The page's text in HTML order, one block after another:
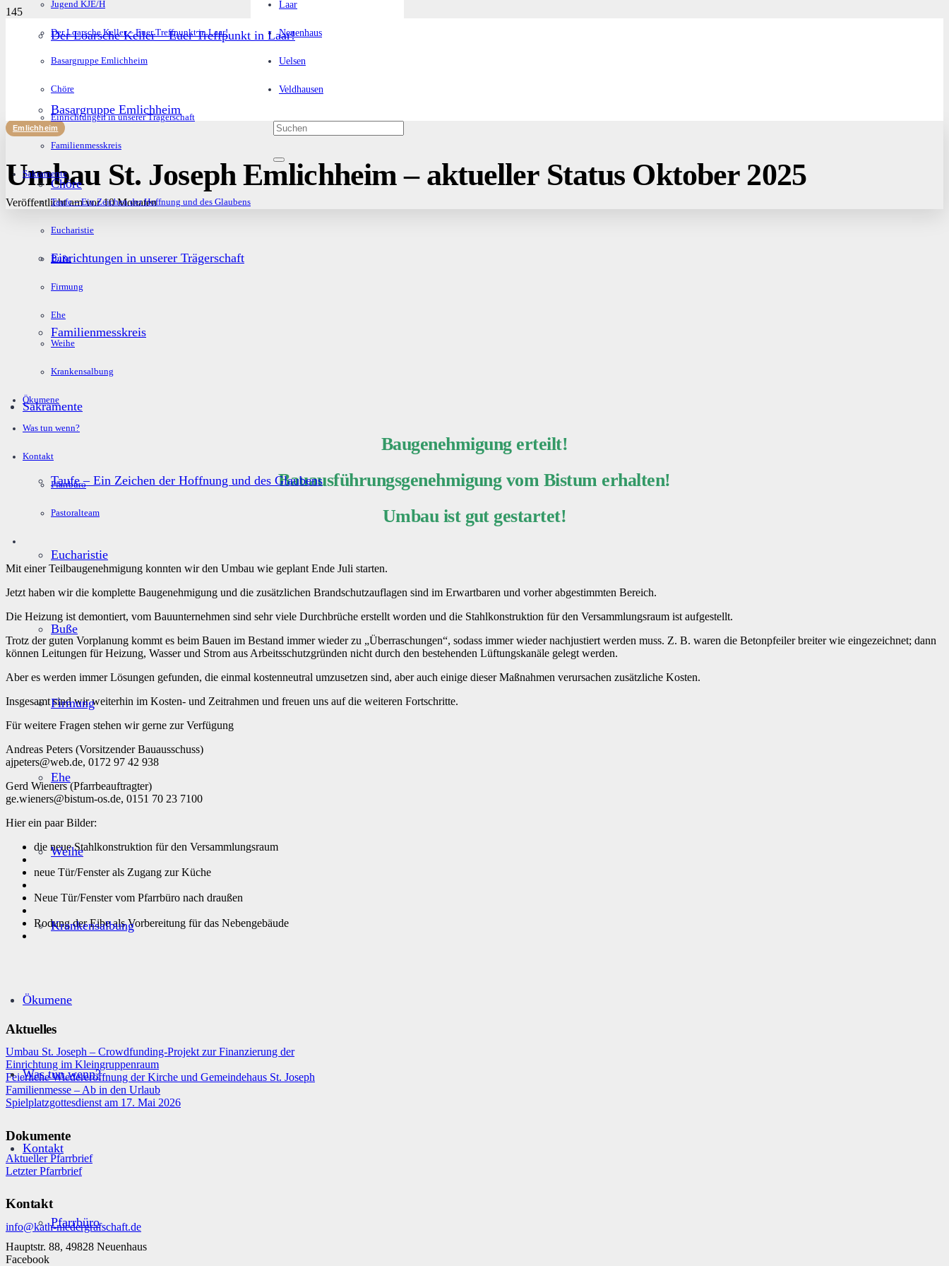
Jugend KJE/H
Der Loarsche Keller – Euer Treffpunkt in Laar!
Basargruppe Emlichheim
Chöre
Einrichtungen in unserer Trägerschaft
Familienmesskreis
Sakramente
Taufe – Ein Zeichen der Hoffnung und des Glaubens
Eucharistie
Buße
Firmung
Ehe
Weihe
Krankensalbung
Ökumene
Was tun wenn?
Kontakt
Pfarrbüro
Pastoralteam
Laar
Neuenhaus
Uelsen
Veldhausen
Der Loarsche Keller – Euer Treffpunkt in Laar!
Basargruppe Emlichheim
Chöre
Einrichtungen in unserer Trägerschaft
Familienmesskreis
Sakramente
Taufe – Ein Zeichen der Hoffnung und des Glaubens
Eucharistie
Buße
Firmung
Ehe
Weihe
Krankensalbung
Ökumene
Was tun wenn?
Kontakt
Pfarrbüro
Emlichheim
Umbau St. Joseph Emlichheim – aktueller Status Oktober 2025
Veröffentlicht amvor 10 Monaten
Baugenehmigung erteilt!
Bauausführungsgenehmigung vom Bistum erhalten!
Umbau ist gut gestartet!
Mit einer Teilbaugenehmigung konnten wir den Umbau wie geplant Ende Juli starten.
Jetzt haben wir die komplette Baugenehmigung und die zusätzlichen Brandschutzauflagen sind im Erwartbaren und vorher abgestimmten Bereich.
Die Heizung ist demontiert, vom Bauunternehmen sind sehr viele Durchbrüche erstellt worden und die Stahlkonstruktion für den Versammlungsraum ist aufgestellt.
Trotz der guten Vorplanung kommt es beim Bauen im Bestand immer wieder zu „Überraschungen“, sodass immer wieder nachjustiert werden muss. Z. B. waren die Betonpfeiler breiter wie eingezeichnet; dann
können Leitungen für Heizung, Wasser und Strom aus Arbeitsschutzgründen nicht durch den bestehenden Lüftungskanäle gelegt werden.
Aber es werden immer Lösungen gefunden, die einmal kostenneutral umzusetzen sind, aber auch einige dieser Maßnahmen verursachen zusätzliche Kosten.
Insgesamt sind wir weiterhin im Kosten- und Zeitrahmen und freuen uns auf die weiteren Fortschritte.
Für weitere Fragen stehen wir gerne zur Verfügung
Andreas Peters (Vorsitzender Bauausschuss)
ajpeters@web.de, 0172 97 42 938
Gerd Wieners (Pfarrbeauftragter)
ge.wieners@bistum-os.de, 0151 70 23 7100
Hier ein paar Bilder:
die neue Stahlkonstruktion für den Versammlungsraum
neue Tür/Fenster als Zugang zur Küche
Neue Tür/Fenster vom Pfarrbüro nach draußen
Rodung der Eibe als Vorbereitung für das Nebengebäude
Aktuelles
Umbau St. Joseph – Crowdfunding-Projekt zur Finanzierung der
Einrichtung im Kleingruppenraum
Feierliche Wiedereröffnung der Kirche und Gemeindehaus St. Joseph
Familienmesse – Ab in den Urlaub
Spielplatzgottesdienst am 17. Mai 2026
Dokumente
Aktueller Pfarrbrief
Letzter Pfarrbrief
Kontakt
info@kath-niedergrafschaft.de
Hauptstr. 88, 49828 Neuenhaus
Facebook